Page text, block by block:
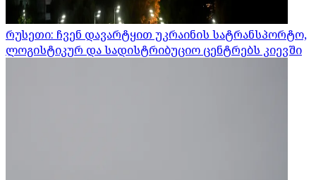
რუსეთი: ჩვენ დავარტყით უკრაინის სატრანსპორტო,
ლოგისტიკურ და სადისტრიბუციო ცენტრებს კიევში